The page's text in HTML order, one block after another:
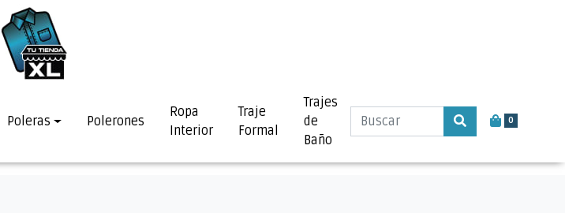
0
Poleras Polerones
Ropa
Interior
Traje
Formal
Trajes
de
Baño